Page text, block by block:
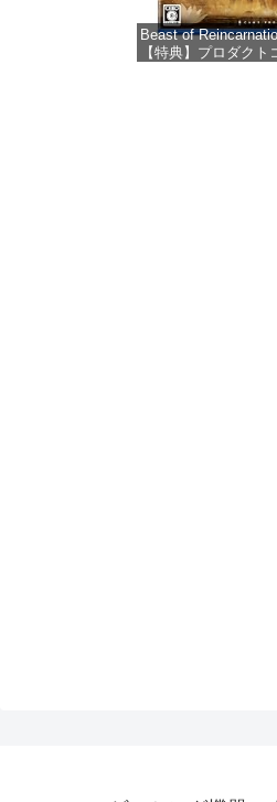
Beast of
【特典】プロダクト